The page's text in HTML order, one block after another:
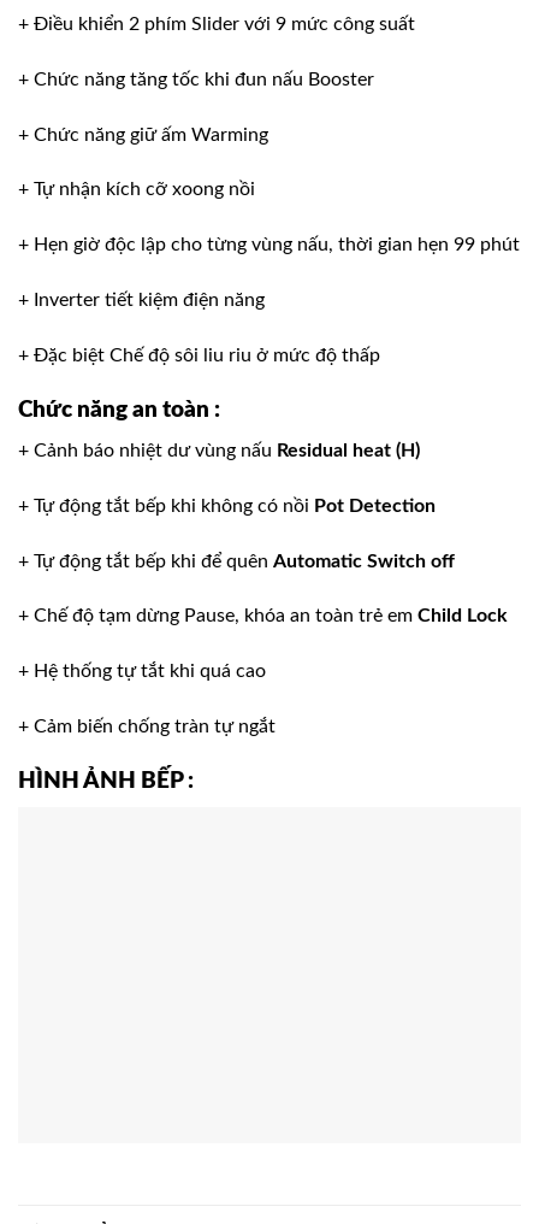
+ Điều khiển 2 phím Slider với 9 mức công suất
+ Chức năng tăng tốc khi đun nấu Booster
+ Chức năng giữ ấm Warming
+ Tự nhận kích cỡ xoong nồi
+ Hẹn giờ độc lập cho từng vùng nấu, thời gian hẹn 99 phút
+ Inverter tiết kiệm điện năng
+ Đặc biệt Chế độ sôi liu riu ở mức độ thấp
Chức năng an toàn :
+ Cảnh báo nhiệt dư vùng nấu Residual heat (H)
+ Tự động tắt bếp khi không có nồi Pot Detection
+ Tự động tắt bếp khi để quên Automatic Switch off
+ Chế độ tạm dừng Pause, khóa an toàn trẻ em Child Lock
+ Hệ thống tự tắt khi quá cao
+ Cảm biến chống tràn tự ngắt
HÌNH ẢNH BẾP: